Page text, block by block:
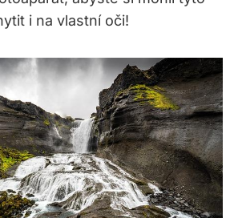
i na vlastní oči!